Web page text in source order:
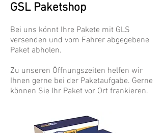
GSL Paketshop
Bei uns könnt Ihre Pakete mit GLS
versenden und vom Fahrer abgegebene
Paket abholen.
Zu unseren Öffnungszeiten helfen wir
Ihnen gerne bei der Paketaufgabe. Gerne
können Sie Ihr Paket vor Ort frankieren.